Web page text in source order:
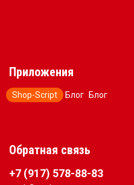
Приложения
Shop-Script Блог Блог
Обратная связь
+7 (917) 578-88-83